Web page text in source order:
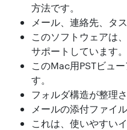
方法です。
メール、連絡先、タ
このソフトウェアは
サポートしています。
このMac用PSTビュ
す。
フォルダ構造が整理さ
メールの添付ファイ
これは、使いやすい